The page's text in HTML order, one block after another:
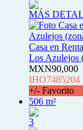
MÁS
Casa en
Los Azulejos
MXN90,000
IHO7485204
+/- Favorito
506 m²
3